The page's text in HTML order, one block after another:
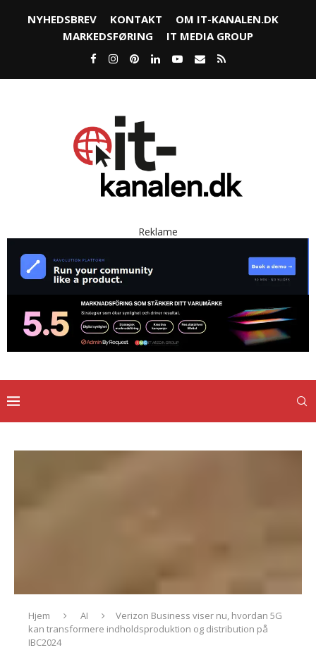
NYHEDSBREV KONTAKT
OM IT-KANALEN.DK
MARKEDSFØRING
IT MEDIA GROUP
Reklame
Hjem AI
Verizon Business viser nu, hvordan 5G
kan transformere indholdsproduktion og distribution på
IBC2024